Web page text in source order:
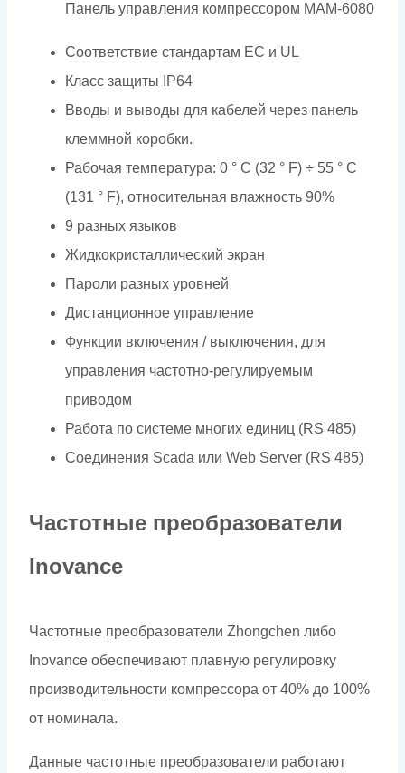
Панель управления компрессором MAM-6080
Соответствие стандартам EC и UL
Класс защиты IP64
Вводы и выводы для кабелей через панель
клеммной коробки.
Рабочая температура: 0 ° C (32 ° F) ÷ 55 ° C
(131 ° F), относительная влажность 90%
9 разных языков
Жидкокристаллический экран
Пароли разных уровней
Дистанционное управление
Функции включения / выключения, для
управления частотно-регулируемым
приводом
Работа по системе многих единиц (RS 485)
Соединения Scada или Web Server (RS 485)
Частотные преобразователи
Inovance
Частотные преобразователи Zhongchen либо
Inovance обеспечивают плавную регулировку
производительности компрессора от 40% до 100%
от номинала.
Данные частотные преобразователи работают